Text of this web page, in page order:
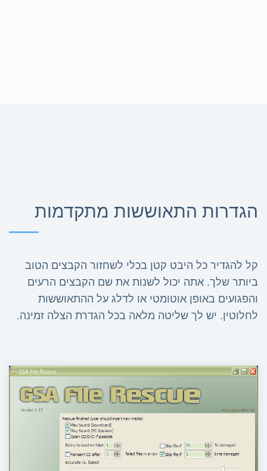
הגדרות התאוששות מתקדמות
קל להגדיר כל היבט קטן בכלי לשחזור הקבצים הטוב
ביותר שלך. אתה יכול לשנות את שם הקבצים הרעים
והפגועים באופן אוטומטי או לדלג על ההתאוששות
לחלוטין. יש לך שליטה מלאה בכל הגדרת הצלה זמינה.